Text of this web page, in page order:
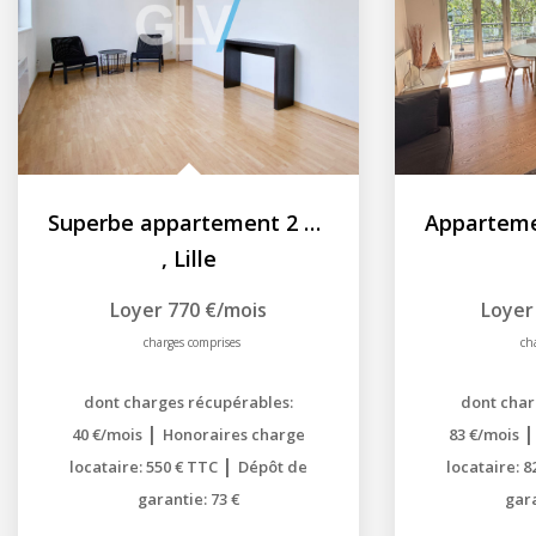
Superbe appartement 2 pièces - 40m2 - VIEUX LILLE
, Lille
Loyer 770 €/mois
charges comprises
dont charges récupérables:
40 €/mois | Honoraires charge
locataire: 550 € TTC | Dépôt de
garantie: 73 €
dont
83 €/mois
locataire: